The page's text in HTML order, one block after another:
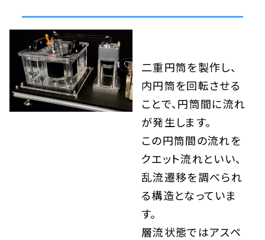
二重円筒を製作し、
内円筒を回転させる
ことで、円筒間に流れ
が発生します。
この円筒間の流れを
クエット流れといい、
乱流遷移を調べられ
る構造となっていま
す。
層流状態ではアスペ